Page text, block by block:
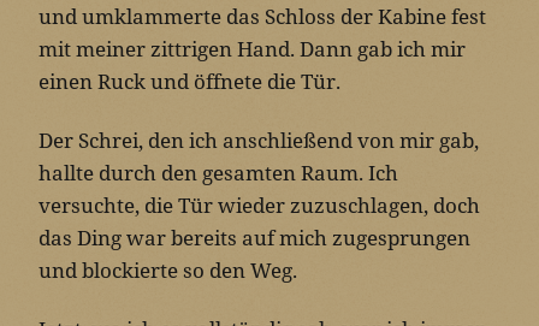
und umklammerte das Schloss der Kabine fest
mit meiner zittrigen Hand. Dann gab ich mir
einen Ruck und öffnete die Tür.
Der Schrei, den ich anschließend von mir gab,
hallte durch den gesamten Raum. Ich
versuchte, die Tür wieder zuzuschlagen, doch
das Ding war bereits auf mich zugesprungen
und blockierte so den Weg.